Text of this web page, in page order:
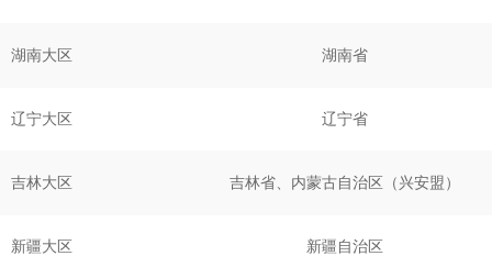
湖南大区 湖南省
辽宁大区 辽宁省
吉林大区 吉林省、内蒙古自治区（兴安盟）
新疆大区 新疆自治区